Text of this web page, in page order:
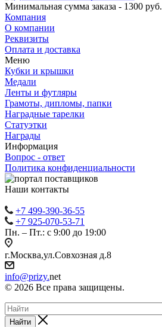
Минимальная сумма заказа - 1300 руб.
Компания
О компании
Реквизиты
Оплата и доставка
Меню
Кубки и крышки
Медали
Ленты и футляры
Грамоты, дипломы, папки
Наградные тарелки
Статуэтки
Награды
Информация
Вопрос - ответ
Политика конфиденциальности
Наши контакты
+7 499-390-36-55
+7 925-070-53-71
Пн. – Пт.: с 9:00 до 19:00
г.Москва,ул.Совхозная д.8
info@prizy.net
© 2026 Все права защищены.
Найти